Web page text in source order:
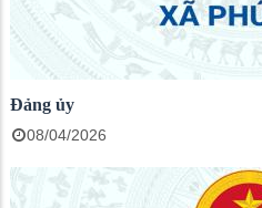
Đảng ủy
08/04/2026